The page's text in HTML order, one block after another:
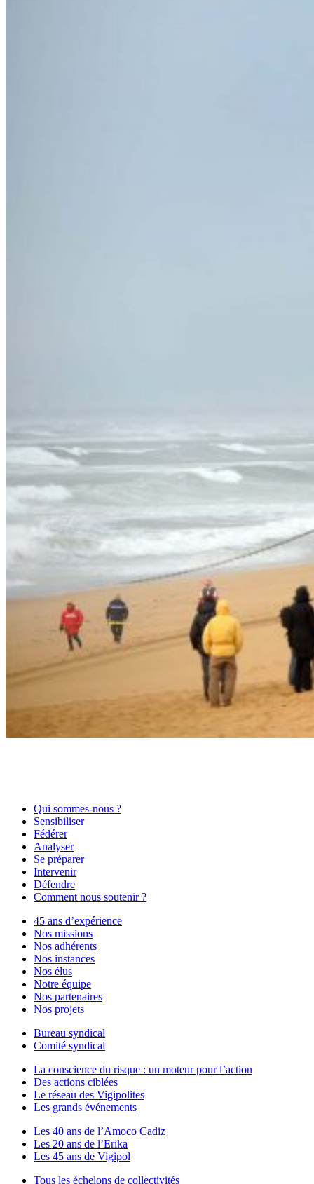
Qui sommes-nous ?
Sensibiliser
Fédérer
Analyser
Se préparer
Intervenir
Défendre
Comment nous soutenir ?
45 ans d’expérience
Nos missions
Nos adhérents
Nos instances
Nos élus
Notre équipe
Nos partenaires
Nos projets
Bureau syndical
Comité syndical
La conscience du risque : un moteur pour l’action
Des actions ciblées
Le réseau des Vigipolites
Les grands événements
Les 40 ans de l’Amoco Cadiz
Les 20 ans de l’Erika
Les 45 ans de Vigipol
Tous les échelons de collectivités